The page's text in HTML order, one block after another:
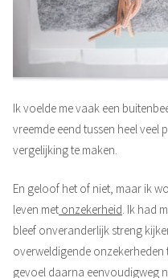
Ik voelde me vaak een
vreemde eend tussen heel veel
vergelijking te maken.
En geloof het of niet, maar ik
leven met onzekerheid . Ik had
bleef onveranderlijk streng
overweldigende
gevoel daarna eenvoudigweg